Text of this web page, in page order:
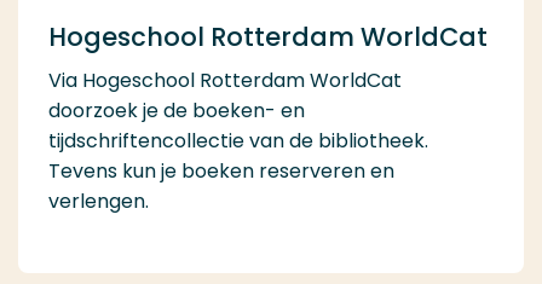
Hogeschool Rotterdam WorldCat
Via Hogeschool Rotterdam WorldCat
doorzoek je de boeken- en
tijdschriftencollectie van de bibliotheek.
Tevens kun je boeken reserveren en
verlengen.